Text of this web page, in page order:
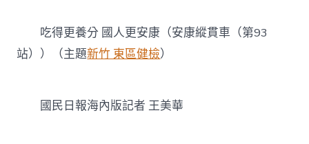
平
易
近
新
竹
吃得更養分 國人更安康（安康縱貫車（第93
站））（主題新竹 東區健檢）
國民日報海內版記者 王美華